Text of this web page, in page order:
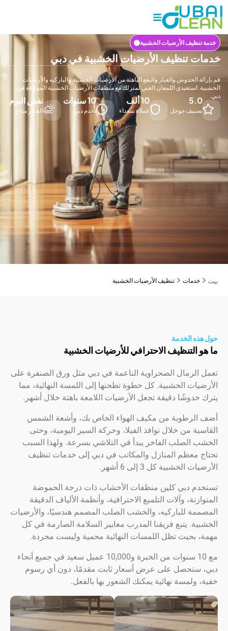
الأرضيات الخشبية
تنظيف الأرضيات الخشبية في دبي
الخدوش والغبار والبقع الباهتة من الأرضيات الخشبية والباركيه والأرضيات
استعيدي اللمعان الغني لمنزلك مع منظفات الأرضيات الخشبية الموثوقة في
جوجل عملاء سعداء
10 سنوات
يخدم دبي
نفس اليوم
الحجز متاح
خدمات تنظيف الأرضيات الخشبية
الخدمة
الاحترافي للأرضيات الخشبية
الصحراوية الناعمة في دبي مثل ورق الصنفرة على
الخشبية. كل خطوة تطحنها إلى اللمسة النهائية، مما
دقيقة تجعل الأرضيات اللامعة باهتة خلال أشهر.
من مكيف الهواء الخاص بك، وأشعة الشمس
من خلال نوافذ الفيلا، وحركة السير اليومية، وحتى
الصلب الفاخر يبدأ في التلاشي بسرعة. ولهذا السبب
معظم المنازل والمكاتب في دبي إلى خدمات تنظيف
الخشبية كل 3 إلى 6 أشهر.
دبي كلين منظفات الأخشاب ذات درجة الحموضة
وآلات التلميع الاحترافية، وأنظمة الألياف الدقيقة
للباركيه، والخشب الصلب المصمم هندسيًا، والأرضيات
يتبع فريقنا المدرب معايير السلامة الصارمة في كل
بحيث تظل اللمسات النهائية محمية وليست مجردة.
مع 10 سنوات من الخبرة و10,000 عميل سعيد في جميع أنحاء
على عرض أسعار ثابت مقدمًا، دون أي رسوم
ولمسة نهائية يمكنك الشعور بها بالفعل.